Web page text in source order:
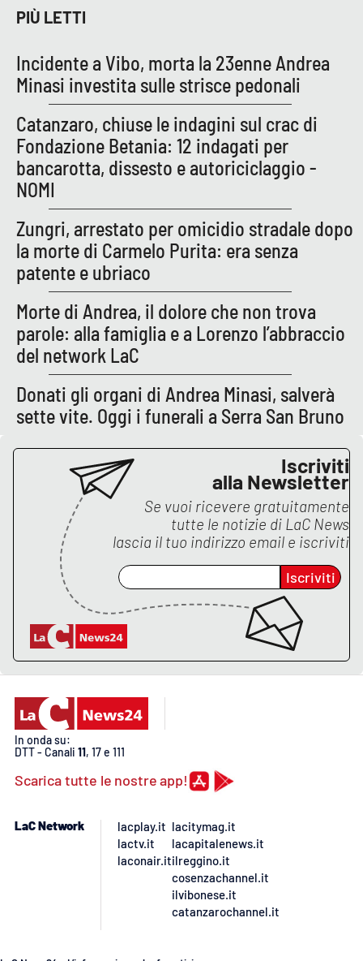
Destinazioni
Eventi
Food
Storie
LAC
NETWORK
Lacplay.it
Lactv.it
Laconair.it
Lacitymag.it
Lacapitalenews.it
Ilreggino.it
Cosenzachannel.it
Ilvibonese.it
Catanzarochannel.it
APP
Android
Apple
PIÙ LETTI
Incidente a Vibo, morta la 23enne Andrea
Minasi investita sulle strisce pedonali
Catanzaro, chiuse le indagini sul crac di
Fondazione Betania: 12 indagati per
bancarotta, dissesto e autoriciclaggio -
NOMI
Zungri, arrestato per omicidio stradale dopo
la morte di Carmelo Purita: era senza
patente e ubriaco
Morte di Andrea, il dolore che non trova
parole: alla famiglia e a Lorenzo l’abbraccio
del network LaC
Donati gli organi di Andrea Minasi, salverà
sette vite. Oggi i funerali a Serra San Bruno
Iscriviti
alla Newsletter
Se vuoi ricevere gratuitamente
tutte le notizie di LaC News
lascia il tuo indirizzo email e iscriviti
Iscriviti
In onda su:
DTT - Canali 11, 17 e 111
Scarica tutte le nostre app!
LaC Network
lacplay.it
lactv.it
laconair.it
lacitymag.it
lacapitalenews.it
ilreggino.it
cosenzachannel.it
ilvibonese.it
catanzarochannel.it